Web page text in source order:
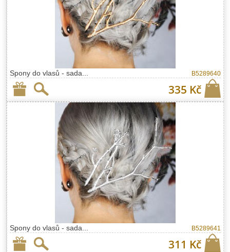
Spony do vlasů - sada... B5289640
335 Kč
Spony do vlasů - sada... B5289641
311 Kč